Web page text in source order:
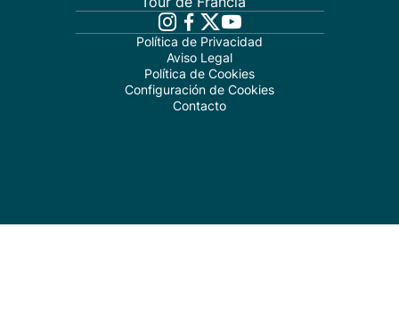
Política de Privacidad
Aviso Legal
Política de Cookies
Configuración de Cookies
Contacto